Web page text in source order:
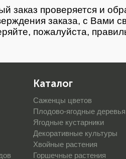
заказ проверяется и
заказа, с Вами
пожалуйста,
Каталог
Саженцы цветов
Плодово-ягодные деревья
Ягодные кустарники
Декоративные культуры
Хвойные растения
Горшечные растения